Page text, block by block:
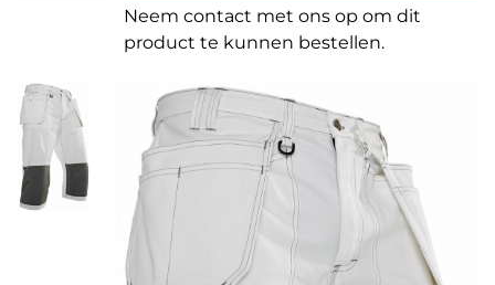
Neem contact met ons op om dit
product te kunnen bestellen.